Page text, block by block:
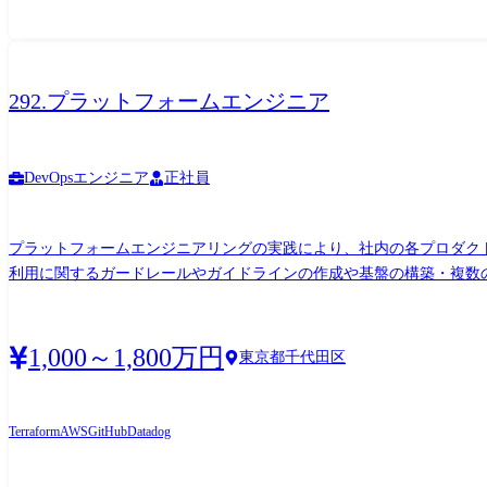
292.プラットフォームエンジニア
DevOpsエンジニア 正社員
プラットフォームエンジニアリングの実践により、社内の各プロダ
利用に関するガードレールやガイドラインの作成や基盤の構築・複数
1,000～1,800万円 東京都千代田区
TerraformAWSGitHubDatadog